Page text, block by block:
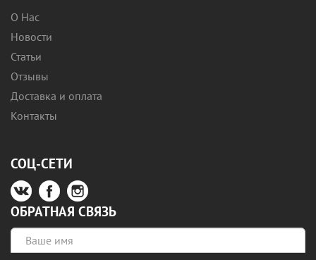
О Нас
Новости
Статьи
Отзывы
Доставка и оплата
Контакты
СОЦ-СЕТИ
ОБРАТНАЯ СВЯЗЬ